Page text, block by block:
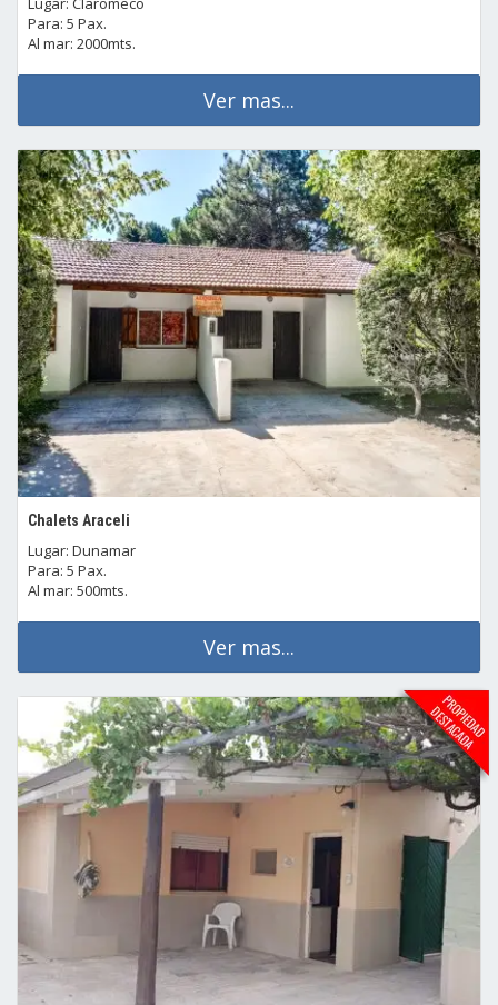
Para: 5 Pax.
Al mar: 2000mts.
Ver mas...
Chalets Araceli
Lugar: Dunamar
Para: 5 Pax.
Al mar: 500mts.
Ver mas...